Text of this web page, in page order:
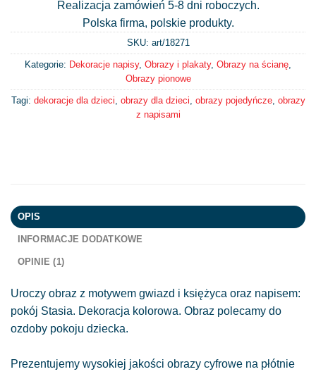
Realizacja zamówień 5-8 dni roboczych.
Polska firma, polskie produkty.
SKU: art/18271
Kategorie: Dekoracje napisy, Obrazy i plakaty, Obrazy na ścianę
Obrazy pionowe
Tagi: dekoracje dla dzieci obrazy dla dzieci obrazy pojedyńcze, obrazy
z napisami
OPIS
INFORMACJE DODATKOWE
OPINIE (1)
Uroczy obraz z motywem gwiazd i księżyca oraz napisem:
pokój Stasia. Dekoracja kolorowa. Obraz polecamy do
ozdoby pokoju dziecka.
Prezentujemy wysokiej jakości obrazy cyfrowe na płótnie